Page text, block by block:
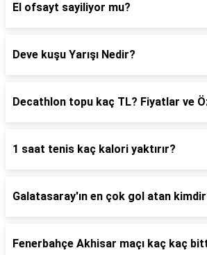
El ofsayt sayiliyor mu?
Deve kuşu Yarışı Nedir?
Decathlon topu kaç TL? Fiyatlar ve
1 saat tenis kaç kalori yaktırır?
Galatasaray'ın en çok gol atan
Fenerbahçe Akhisar maçı kaç kaç